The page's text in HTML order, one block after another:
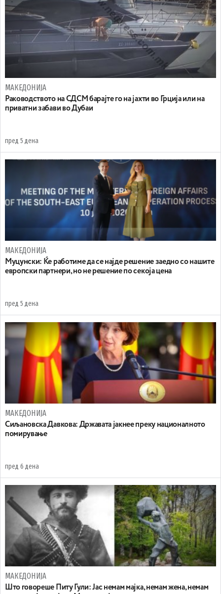
МАКЕДОНИЈА
Раководството на СДСМ барајте го на јахти во Грција или на
приватни забави во Дубаи
пред 5 дена
МАКЕДОНИЈА
Муцунски: Ќе работиме да се најде решение заедно со нашите
европски партнери, но не решение по секоја цена
пред 5 дена
МАКЕДОНИЈА
Сиљановска Давкова: Државата јакнее преку националното
помирување
пред 6 дена
МАКЕДОНИЈА
Што говореше Питу Гули: Јас немам мајка, немам жена, немам